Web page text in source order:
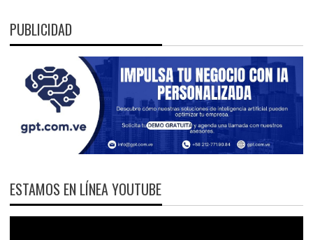
PUBLICIDAD
ESTAMOS EN LÍNEA YOUTUBE